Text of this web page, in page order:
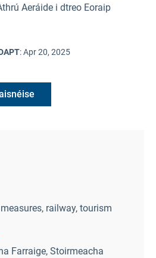
Aeráide i dtreo Eoraip
:Apr 20, 2025
railway, tourism
Farraige, Stoirmeacha